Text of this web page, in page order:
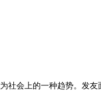
社会上的一种趋势。发